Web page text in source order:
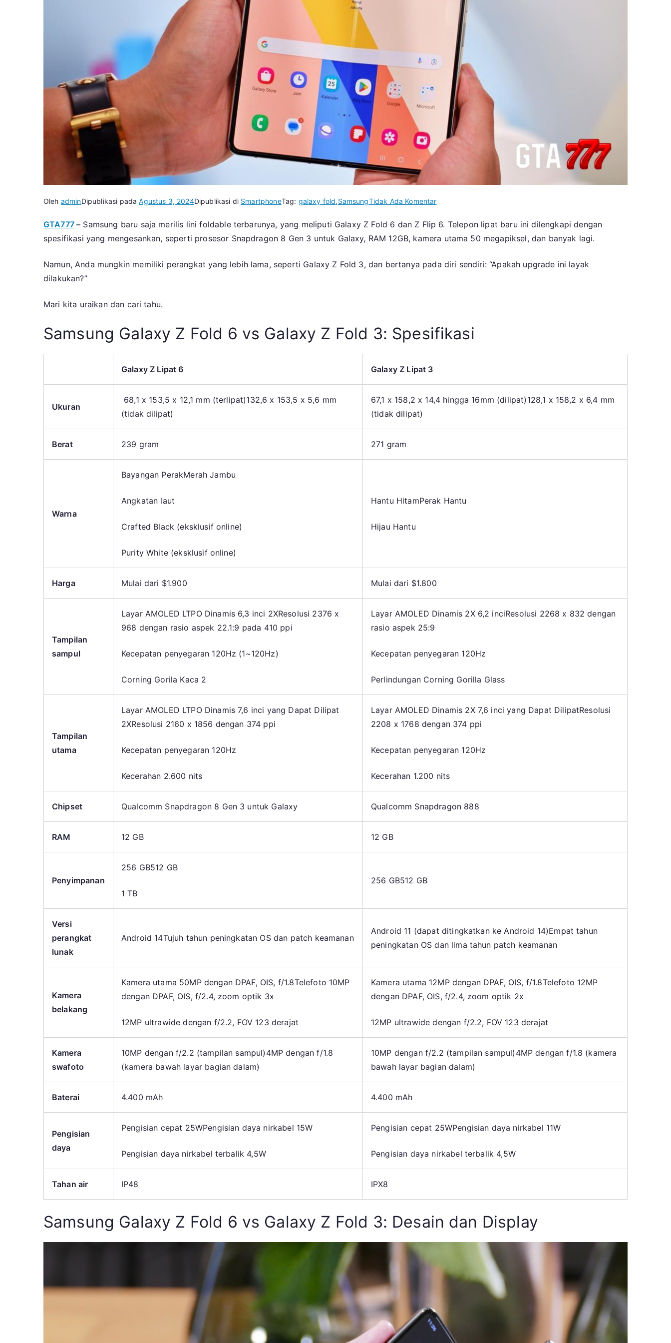
Oleh adminDipublikasi padaAgustus 3, 2024Dipublikasi di SmartphoneTag: galaxy fold,SamsungTidak Ada Komentarpada
Samsung
Galaxy
Fold
Galaxy
Z
GTA777– Samsung baru saja merilis lini foldable terbarunya, yang meliputi Galaxy Z Fold 6 dan Z Flip 6. Telepon lipat baru ini dilengkapi dengan
spesifikasi yang mengesankan, seperti prosesor Snapdragon 8 Gen 3 untuk Galaxy, RAM 12GB, kamera utama 50 megapiksel, dan banyak lagi.
Namun, Anda mungkin memiliki perangkat yang lebih lama, seperti Galaxy Z Fold 3, dan bertanya pada diri sendiri: “Apakah upgrade ini layak
dilakukan?”
Mari kita uraikan dan cari tahu.
Samsung Galaxy Z Fold 6 vs Galaxy Z Fold 3: Spesifikasi
Galaxy Z Lipat 6 Galaxy Z Lipat 3
Ukuran
68,1 x 153,5 x 12,1 mm (terlipat)132,6 x 153,5 x 5,6 mm
(tidak dilipat)
67,1 x 158,2 x 14,4 hingga 16mm (dilipat) 128,1 x 158,2 x 6,4 mm
(tidak dilipat)
Berat 239 gram 271 gram
Warna
Bayangan PerakMerah Jambu
Angkatan laut
Crafted Black (eksklusif online)
Purity White (eksklusif online)
Hantu HitamPerak Hantu
Hijau Hantu
Harga Mulai dari $1.900 Mulai dari $1.800
Tampilan
sampul
Layar AMOLED LTPO Dinamis 6,3 inci 2XResolusi 2376 x
968 dengan rasio aspek 22.1:9 pada 410 ppi
Kecepatan penyegaran 120Hz (1~120Hz)
Corning Gorila Kaca 2
Layar AMOLED Dinamis 2X 6,2 inciResolusi 2268 x 832 dengan
rasio aspek 25:9
Kecepatan penyegaran 120Hz
Perlindungan Corning Gorilla Glass
Tampilan
utama
Layar AMOLED LTPO Dinamis 7,6 inci yang Dapat Dilipat
2XResolusi 2160 x 1856 dengan 374 ppi
Kecepatan penyegaran 120Hz
Kecerahan 2.600 nits
Layar AMOLED Dinamis 2X 7,6 inci yang Dapat DilipatResolusi
2208 x 1768 dengan 374 ppi
Kecepatan penyegaran 120Hz
Kecerahan 1.200 nits
Chipset Qualcomm Snapdragon 8 Gen 3 untuk Galaxy Qualcomm Snapdragon 888
RAM 12 GB 12 GB
Penyimpanan
256 GB512 GB
1 TB
256 GB512 GB
Versi
perangkat
lunak
Android 14Tujuh tahun peningkatan OS dan patch keamanan
Android 11 (dapat ditingkatkan ke Android 14)Empat tahun
peningkatan OS dan lima tahun patch keamanan
Kamera
belakang
Kamera utama 50MP dengan DPAF, OIS, f/1.8Telefoto 10MP
dengan DPAF, OIS, f/2.4, zoom optik 3x
12MP ultrawide dengan f/2.2, FOV 123 derajat
Kamera utama 12MP dengan DPAF, OIS, f/1.8Telefoto 12MP
dengan DPAF, OIS, f/2.4, zoom optik 2x
12MP ultrawide dengan f/2.2, FOV 123 derajat
Kamera
swafoto
10MP dengan f/2.2 (tampilan sampul) 4MP dengan f/1.8
(kamera bawah layar bagian dalam)
10MP dengan f/2.2 (tampilan sampul) 4MP dengan f/1.8 (kamera
bawah layar bagian dalam)
Baterai 4.400 mAh 4.400 mAh
Pengisian
daya
Pengisian cepat 25WPengisian daya nirkabel 15W
Pengisian daya nirkabel terbalik 4,5W
Pengisian cepat 25WPengisian daya nirkabel 11W
Pengisian daya nirkabel terbalik 4,5W
Tahan air IP48 IPX8
Samsung Galaxy Z Fold 6 vs Galaxy Z Fold 3: Desain dan Display